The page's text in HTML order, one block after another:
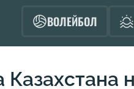
ВОЛЕЙБОЛ